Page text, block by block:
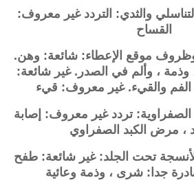
والثدي: التردد غير معروف:
القساح
وظروف موقع الإعطاء: شائعة: وهن.
وذمة ، وألم في الصدر. غير شائعة:
الفم والقيء. غير معروف: قيء
الصفراوية: تردد غير معروف: إصابة
، مرض الكبد الصفراوي
تحت الجلد: غير شائعة: طفح
جدا: شرى ، وذمة وعائية